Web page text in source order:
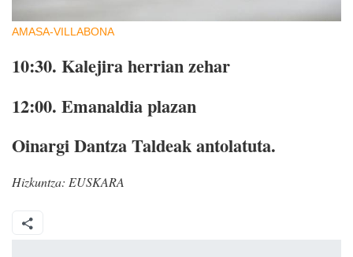
AMASA-VILLABONA
10:30. Kalejira herrian zehar
12:00. Emanaldia plazan
Oinargi Dantza Taldeak antolatuta.
Hizkuntza: EUSKARA